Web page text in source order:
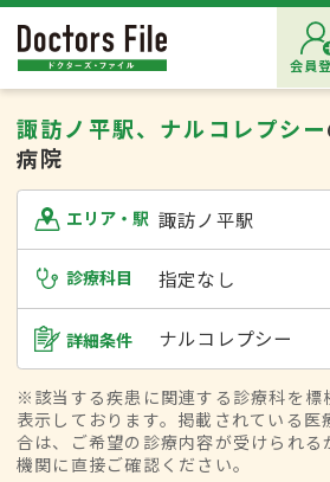
会員
諏訪ノ平駅、ナルコレプシー
病院
エリア・駅 諏訪ノ平駅
診療科目 指定なし
詳細条件 ナルコレプシー
※該当する疾患に関連する診療科を標
表示しております。掲載されている医
合は、ご希望の診療内容が受けられる
機関に直接ご確認ください。